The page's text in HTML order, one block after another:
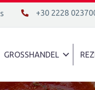
+30 2228 023700
+30 2228
GROSSHANDEL